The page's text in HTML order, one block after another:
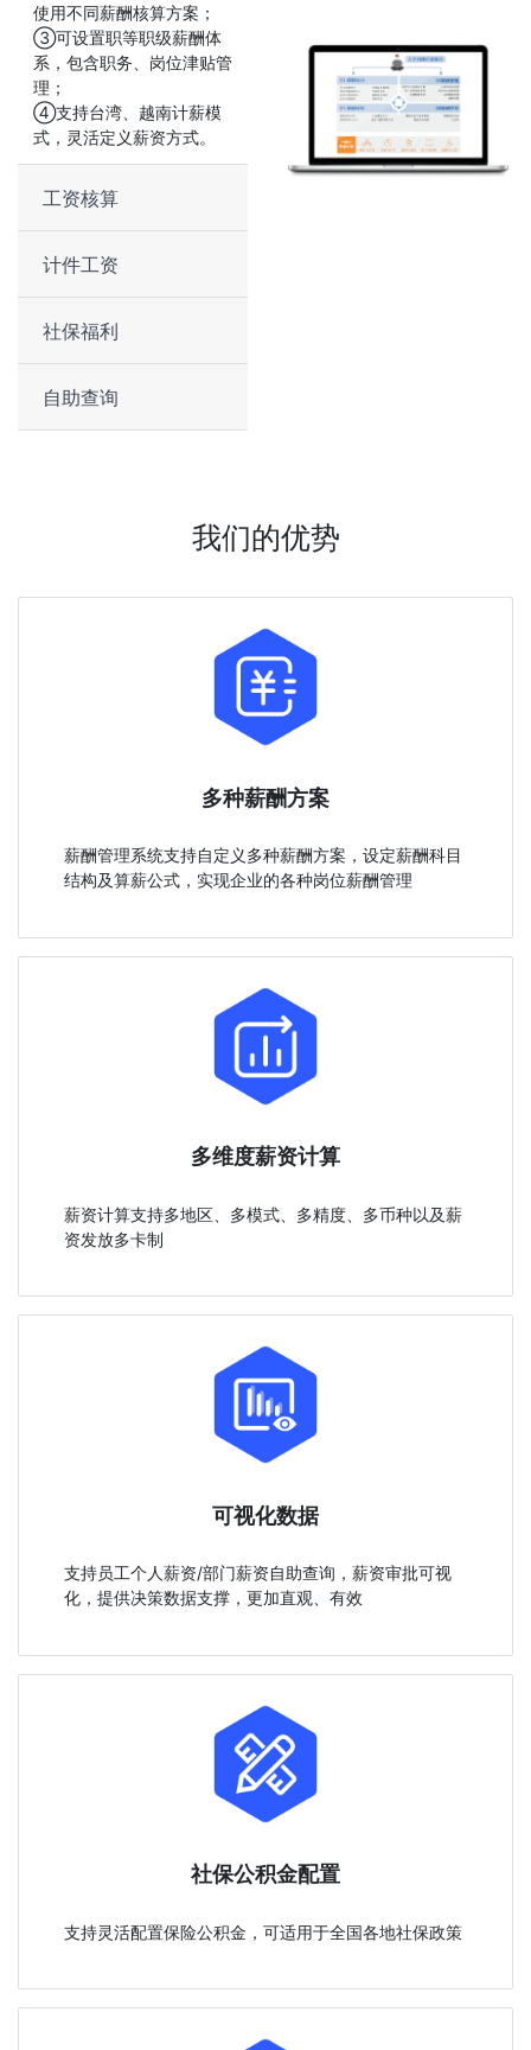
使用不同薪酬核算方案；
③可设置职等职级薪酬体
系，包含职务、岗位津贴管
理；
④支持台湾、越南计薪模
式，灵活定义薪资方式。
工资核算
计件工资
社保福利
自助查询
我们的优势
多种薪酬方案
薪酬管理系统支持自定义多种薪酬方案，设定薪酬科目
结构及算薪公式，实现企业的各种岗位薪酬管理
多维度薪资计算
薪资计算支持多地区、多模式、多精度、多币种以及薪
资发放多卡制
可视化数据
支持员工个人薪资/部门薪资自助查询，薪资审批可视
化，提供决策数据支撑，更加直观、有效
社保公积金配置
支持灵活配置保险公积金，可适用于全国各地社保政策